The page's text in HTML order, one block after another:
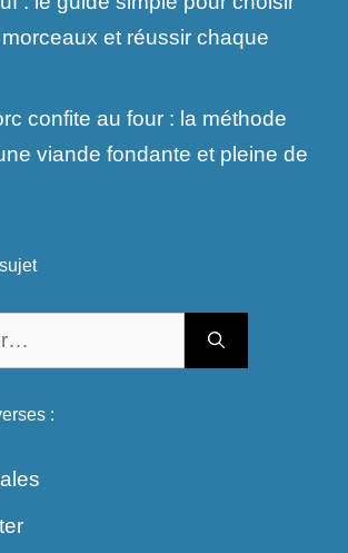
et réussir chaque
confite au four : la méthode
viande fondante et pleine de
: